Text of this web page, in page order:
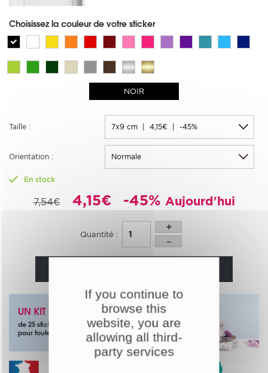
Choisissez la couleur de votre sticker
NOIR
Taille :
Orientation :
En stock
7,54€ 4,15€ -45% Aujourd'hui
Quantité :
UN KIT OFFERT
de 25 stickers papillons noirs
pour toute commande
If you continue to
browse this
website, you are
allowing all third-
party services